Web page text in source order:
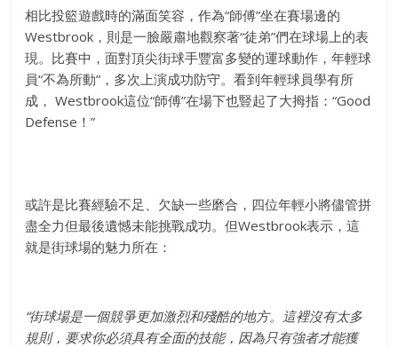
相比投籃遊戲時的滿面笑容，作為“師傅”坐在賽場邊的
Westbrook，則是一臉嚴肅地觀察著“徒弟”們在球場上的表
現。比賽中，面對頂尖街球手豐富多變的運球動作，年輕球
員“不為所動”，多次上演成功防守。看到年輕球員學有所
成， Westbrook這位“師傅”在場下也豎起了大拇指：“Good
Defense！”
或許是比賽經驗不足、欠缺一些磨合，四位年輕小將儘管拼
盡全力但最後遺憾未能挑戰成功。但Westbrook表示，這
就是街球場的魅力所在：
“街球場是一個競爭更加激烈和殘酷的地方。這裡沒有太多
規則，要求你必須具有全面的技能，因為只有強者才能獲